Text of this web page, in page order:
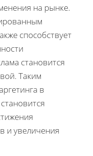
на рынке.
способствует
становится
Таким
в
и увеличения